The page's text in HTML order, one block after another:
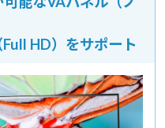
HD）をサポート